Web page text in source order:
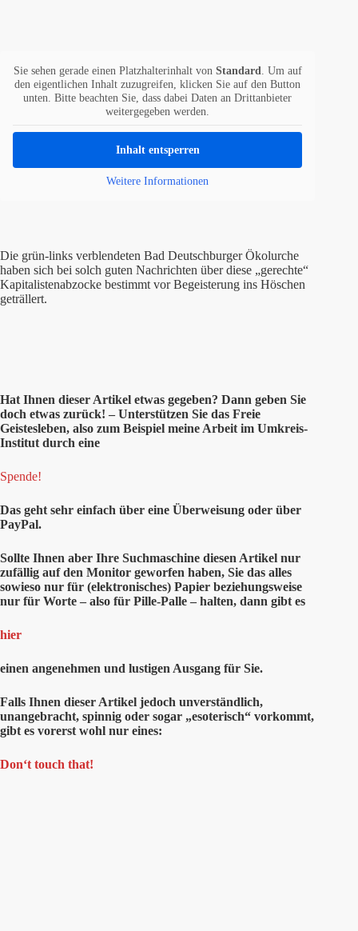
Sie sehen gerade einen Platzhalterinhalt von Standard . Um auf
den eigentlichen Inhalt zuzugreifen, klicken Sie auf den Button
unten. Bitte beachten Sie, dass dabei Daten an Drittanbieter
weitergegeben werden.
Inhalt entsperren
Weitere Informationen
Die grün-links verblendeten Bad Deutschburger Ökolurche
haben sich bei solch guten Nachrichten über diese „gerechte“
Kapitalistenabzocke bestimmt vor Begeisterung ins Höschen
geträllert.
Hat Ihnen dieser Artikel etwas gegeben? Dann geben Sie
doch etwas zurück! – Unterstützen Sie das Freie
Geistesleben, also zum Beispiel meine Arbeit im Umkreis-
Institut durch eine
Spende!
Das geht sehr einfach über eine Überweisung oder über
PayPal.
Sollte Ihnen aber Ihre Suchmaschine diesen Artikel nur
zufällig auf den Monitor geworfen haben, Sie das alles
sowieso nur für (elektronisches) Papier beziehungsweise
nur für Worte – also für Pille-Palle – halten, dann gibt es
hier
einen angenehmen und lustigen Ausgang für Sie.
Falls Ihnen dieser Artikel jedoch unverständlich,
unangebracht, spinnig oder sogar „esoterisch“ vorkommt,
gibt es vorerst wohl nur eines:
Don‘t touch that!